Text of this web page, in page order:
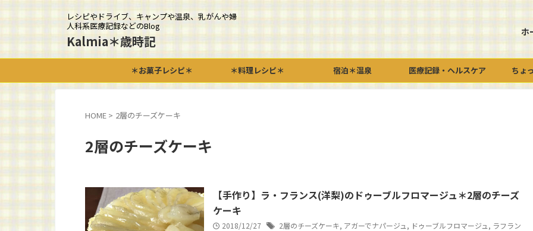
レシピやドライブ、キャンプや温泉、乳がんや婦
人科系医療記録などのBlog
Kalmia＊歳時記
ホ
＊お菓子レシピ＊ ＊料理レシピ＊ 宿泊＊温泉 医療記録・ヘルスケア ちょ
HOME > 2層のチーズケーキ
2層のチーズケーキ
【手作り】ラ・フランス(洋梨)のドゥーブルフロマージュ＊2層のチーズ
ケーキ
2018/12/27 2層のチーズケーキ, アガーでナパージュ , ドゥーブルフロマージュ , ラフラン